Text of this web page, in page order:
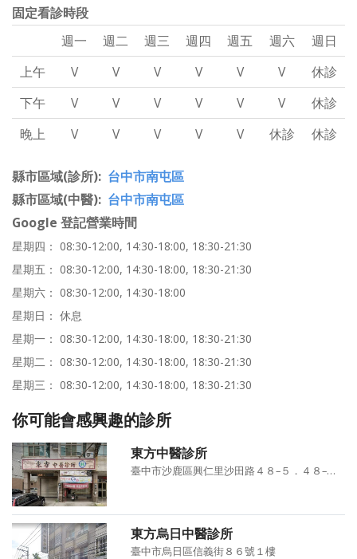
固定看診時段
週一
週二 週三 週四 週五 週六
週日
上午
V V V V V V
休診
下午
V V V V V V
休診
晚上
V V V V V 休診 休診
縣市區域(診所) 台中市南屯區
縣市區域(中醫) 台中市南屯區
Google 登記營業時間
星期四： 08:30-12:00, 14:30-18:00, 18:30-21:30
星期五： 08:30-12:00, 14:30-18:00, 18:30-21:30
星期六： 08:30-12:00, 14:30-18:00
星期日： 休息
星期一： 08:30-12:00, 14:30-18:00, 18:30-21:30
星期二： 08:30-12:00, 14:30-18:00, 18:30-21:30
星期三： 08:30-12:00, 14:30-18:00, 18:30-21:30
你可能會感興趣的診所
東方中醫診所
臺中市沙鹿區興仁里沙田路４８–５．４８–６號
東方烏日中醫診所
臺中市烏日區信義街８６號１樓